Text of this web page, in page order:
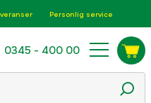
Personlig service
0345 - 400 00